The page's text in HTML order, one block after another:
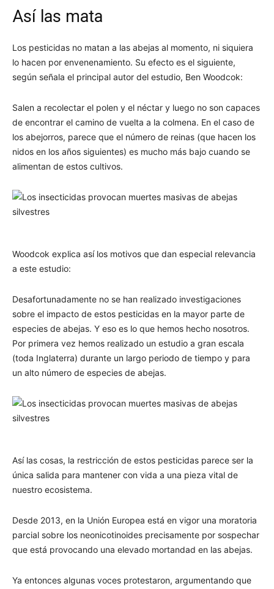
Así las mata
Los pesticidas no matan a las abejas al momento, ni siquiera
lo hacen por envenenamiento. Su efecto es el siguiente,
según señala el principal autor del estudio, Ben Woodcok:
Salen a recolectar el polen y el néctar y luego no son capaces
de encontrar el camino de vuelta a la colmena. En el caso de
los abejorros, parece que el número de reinas (que hacen los
nidos en los años siguientes) es mucho más bajo cuando se
alimentan de estos cultivos.
Woodcok explica así los motivos que dan especial relevancia
a este estudio:
Desafortunadamente no se han realizado investigaciones
sobre el impacto de estos pesticidas en la mayor parte de
especies de abejas. Y eso es lo que hemos hecho nosotros.
Por primera vez hemos realizado un estudio a gran escala
(toda Inglaterra) durante un largo periodo de tiempo y para
un alto número de especies de abejas.
Así las cosas, la restricción de estos pesticidas parece ser la
única salida para mantener con vida a una pieza vital de
nuestro ecosistema.
Desde 2013, en la Unión Europea está en vigor una moratoria
parcial sobre los neonicotinoides precisamente por sospechar
que está provocando una elevado mortandad en las abejas.
Ya entonces algunas voces protestaron, argumentando que